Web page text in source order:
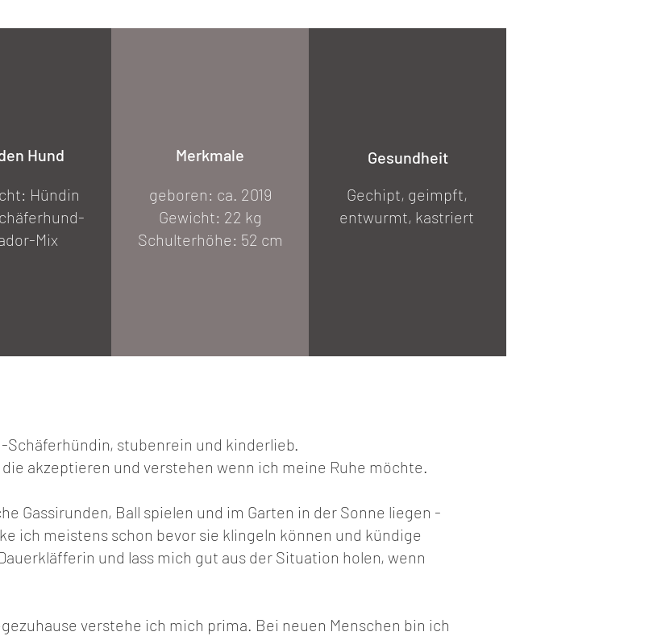
Hund
Hündin
Mix
Merkmale
geboren: ca. 2019
Gewicht: 22 kg
Schulterhöhe: 52 cm
Gesundheit
Gechipt, geimpft,
entwurmt, kastriert
stubenrein und kinderlieb.
akzeptieren und verstehen wenn ich meine Ruhe möchte.
Gassirunden, Ball spielen und im Garten in der Sonne liegen -
ich meistens schon bevor sie klingeln können und kündige
und lass mich gut aus der Situation holen, wenn
verstehe ich mich prima. Bei neuen Menschen bin ich